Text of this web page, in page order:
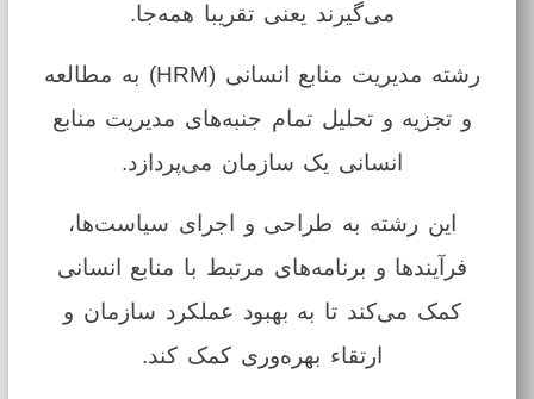
می‌گیرند یعنی تقریبا همه‌جا.
رشته مدیریت منابع انسانی (HRM) به مطالعه
و تجزیه و تحلیل تمام جنبه‌های مدیریت منابع
انسانی یک سازمان می‌پردازد.
این رشته به طراحی و اجرای سیاست‌ها،
فرآیندها و برنامه‌های مرتبط با منابع انسانی
کمک می‌کند تا به بهبود عملکرد سازمان و
ارتقاء بهره‌وری کمک کند.